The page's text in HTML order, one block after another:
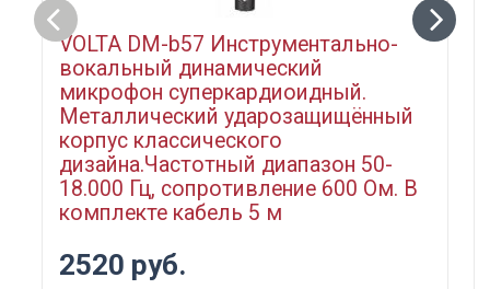
VOLTA DM-b57 Инструментально-
вокальный динамический
микрофон суперкардиоидный.
Металлический ударозащищённый
корпус классического
дизайна.Частотный диапазон 50-
18.000 Гц, сопротивление 600 Ом. В
комплекте кабель 5 м
2520 руб.